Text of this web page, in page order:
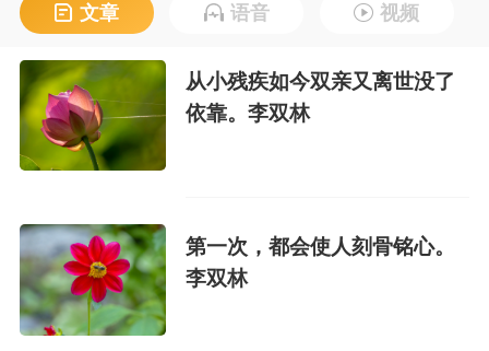
文章 语音 视频
从小残疾如今双亲又离世没了
依靠。李双林
第一次，都会使人刻骨铭心。
李双林